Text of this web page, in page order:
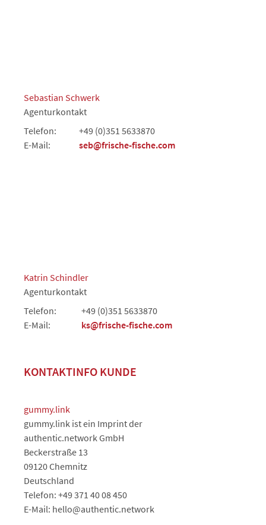
Sebastian Schwerk
Agenturkontakt
Telefon:
+49 (0)351 5633870
E-Mail:
seb@frische-fische.com
Katrin Schindler
Agenturkontakt
Telefon:
+49 (0)351 5633870
E-Mail:
ks@frische-fische.com
KONTAKTINFO KUNDE
gummy.link
gummy.link ist ein Imprint der
authentic.network GmbH
Beckerstraße 13
09120 Chemnitz
Deutschland
Telefon: +49 371 40 08 450
E-Mail: hello@authentic.network